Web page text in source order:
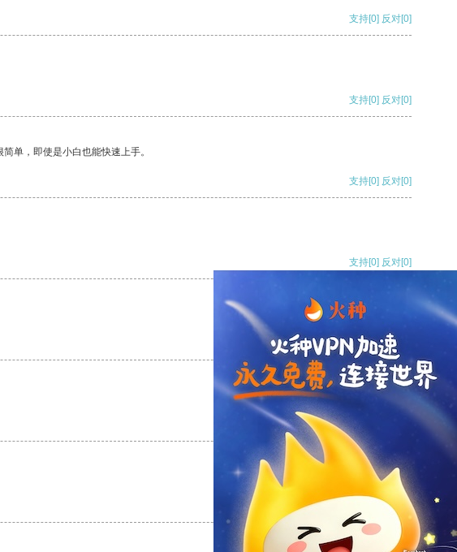
支持[0] 反对[0]
支持[0] 反对[0]
单，即使是小白也能快速上手。
支持[0] 反对[0]
支持[0] 反对[0]
支持[0] 反对
支持
反对 [0]